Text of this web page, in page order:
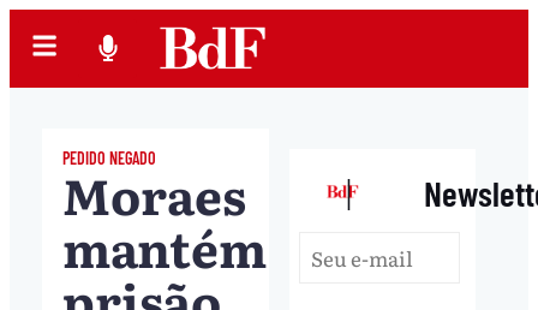
PEDIDO NEGADO
Moraes
mantém
|